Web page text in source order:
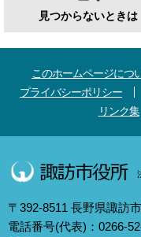
見つからないときは
このホームページにつ
プライバシーポリシー
リンク集
〒392-8511 長野県諏訪
電話番号(代表)：0266-